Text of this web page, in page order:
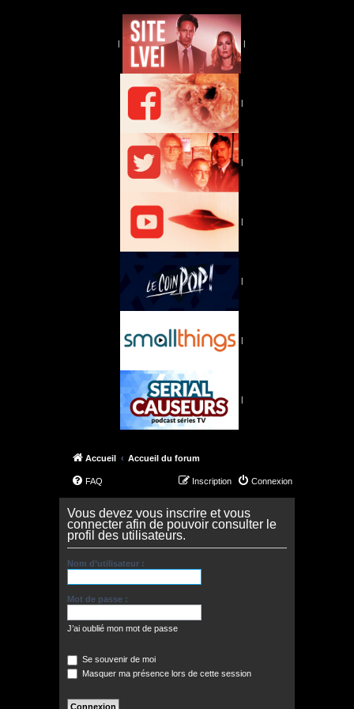
| |
|
|
|
|
|
|
Accueil Accueil du forum
FAQ Connexion
Inscription
Vous devez vous inscrire et vous
connecter afin de pouvoir consulter le
profil des utilisateurs.
Nom d’utilisateur :
Mot de passe :
J’ai oublié mon mot de passe
Se souvenir de moi
Masquer ma présence lors de cette session